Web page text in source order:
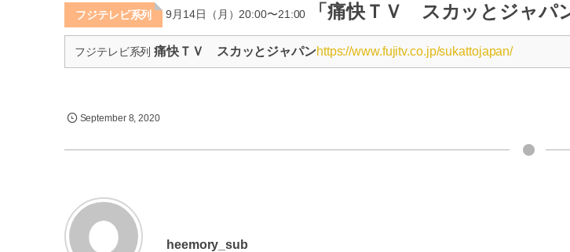
フジテレビ系列 9月14日（月）20:00〜21:00 「痛快ＴＶ スカッとジャパ
フジテレビ系列痛快ＴＶ スカッとジャパンhttps://www.fujitv.co.jp/sukattojapan/
September 8,2020
heemory_sub